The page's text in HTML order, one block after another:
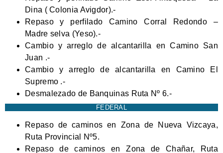
Dina ( Colonia Avigdor).-
Repaso y perfilado Camino Corral Redondo –
Madre selva (Yeso).-
Cambio y arreglo de alcantarilla en Camino San
Juan .-
Cambio y arreglo de alcantarilla en Camino El
Supremo .-
Desmalezado de Banquinas Ruta Nº 6.-
FEDERAL
Repaso de caminos en Zona de Nueva Vizcaya,
Ruta Provincial Nº5.
Repaso de caminos en Zona de Chañar, Ruta